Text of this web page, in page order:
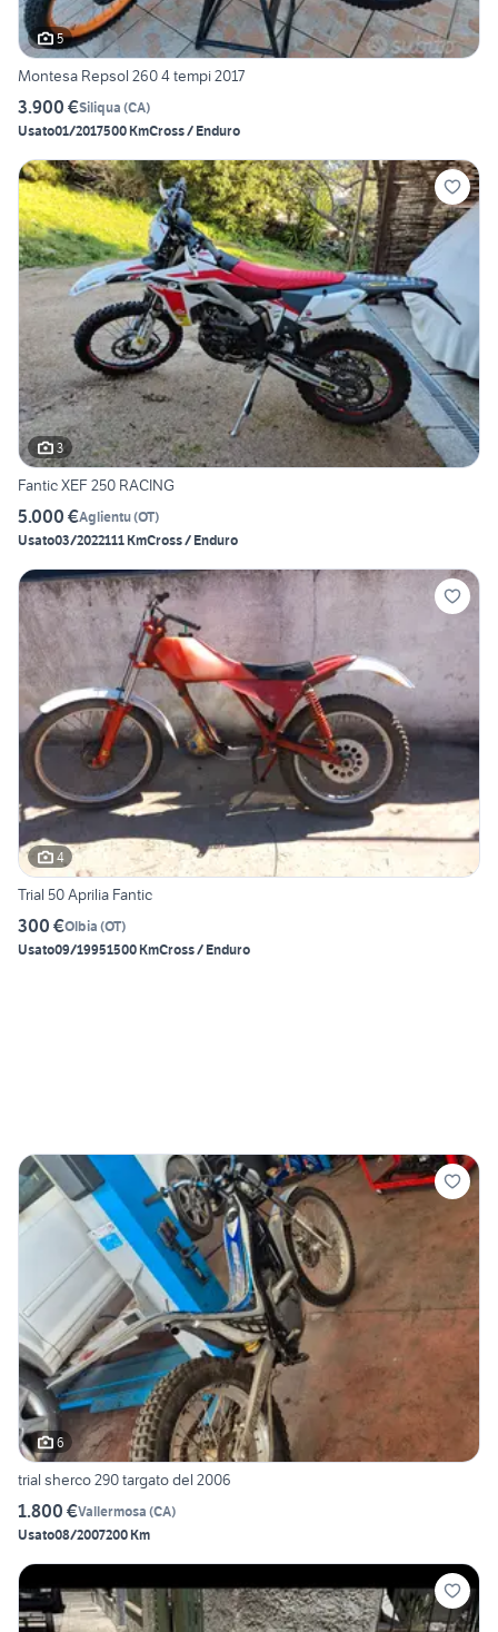
5
Montesa Repsol 260 4 tempi 2017
3.900 €Siliqua (CA)
Usato01/2017500 KmCross / Enduro
3
Fantic XEF 250 RACING
5.000 €Aglientu(OT)
Usato03/2022111 KmCross / Enduro
4
Trial 50 Aprilia Fantic
300 €Olbia (OT)
Usato09/19951500 KmCross / Enduro
6
trial sherco 290 targato del 2006
1.800 €Vallermosa (CA)
Usato08/2007200 Km